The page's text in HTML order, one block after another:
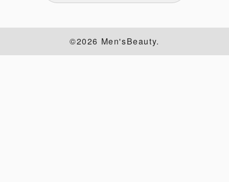
©2026 Men'sBeauty.